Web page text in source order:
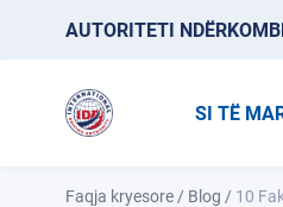
AUTORITETI
SI TË
Faqja kryesore / Blog / 10